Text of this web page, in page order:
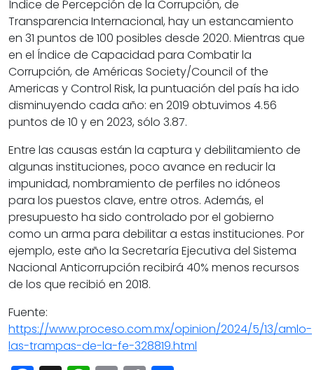
Índice de Percepción de la Corrupción, de
Transparencia Internacional, hay un estancamiento
en 31 puntos de 100 posibles desde 2020. Mientras que
en el Índice de Capacidad para Combatir la
Corrupción, de Américas Society/Council of the
Americas y Control Risk, la puntuación del país ha ido
disminuyendo cada año: en 2019 obtuvimos 4.56
puntos de 10 y en 2023, sólo 3.87.
Entre las causas están la captura y debilitamiento de
algunas instituciones, poco avance en reducir la
impunidad, nombramiento de perfiles no idóneos
para los puestos clave, entre otros. Además, el
presupuesto ha sido controlado por el gobierno
como un arma para debilitar a estas instituciones. Por
ejemplo, este año la Secretaría Ejecutiva del Sistema
Nacional Anticorrupción recibirá 40% menos recursos
de los que recibió en 2018.
Fuente:
https://www.proceso.com.mx/opinion/2024/5/13/amlo-
las-trampas-de-la-fe-328819.html